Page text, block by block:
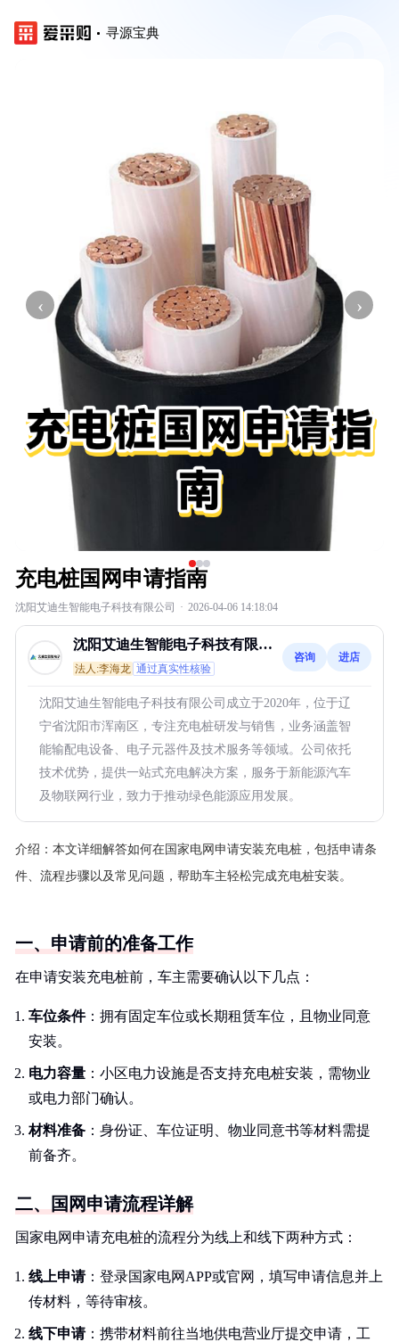
寻源宝典
‹ ›
充电桩国网申请指南
沈阳艾迪生智能电子科技有限公司 · 2026-04-06 14:18:04
沈阳艾迪生智能电子科技有限公
司
法人:李海龙 通过真实性核验
咨询 进店
沈阳艾迪生智能电子科技有限公司成立于2020年，位于辽
宁省沈阳市浑南区，专注充电桩研发与销售，业务涵盖智
能输配电设备、电子元器件及技术服务等领域。公司依托
技术优势，提供一站式充电解决方案，服务于新能源汽车
及物联网行业，致力于推动绿色能源应用发展。
介绍： 本文详细解答如何在国家电网申请安装充电桩，包括申请条
件、流程步骤以及常见问题，帮助车主轻松完成充电桩安装。
一、申请前的准备工作
在申请安装充电桩前，车主需要确认以下几点：
车位条件：拥有固定车位或长期租赁车位，且物业同意
安装。
电力容量 ：小区电力设施是否支持充电桩安装，需物业
或电力部门确认。
材料准备 ：身份证、车位证明、物业同意书等材料需提
前备齐。
二、国网申请流程详解
国家电网申请充电桩的流程分为线上和线下两种方式：
线上申请：登录国家电网APP或官网，填写申请信息并上
传材料，等待审核。
线下申请：携带材料前往当地供电营业厅提交申请，工